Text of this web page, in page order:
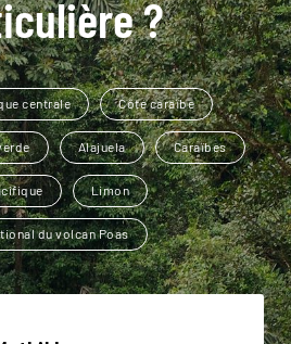
?
centrale Côte caraïbe
Alajuela Caraïbes
Limon
du volcan Poas